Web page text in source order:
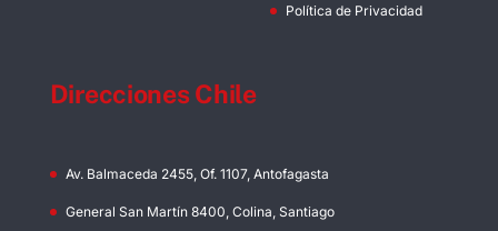
Política de Privacidad
Direcciones Chile
Av. Balmaceda 2455, Of. 1107, Antofagasta
General San Martín 8400, Colina, Santiago